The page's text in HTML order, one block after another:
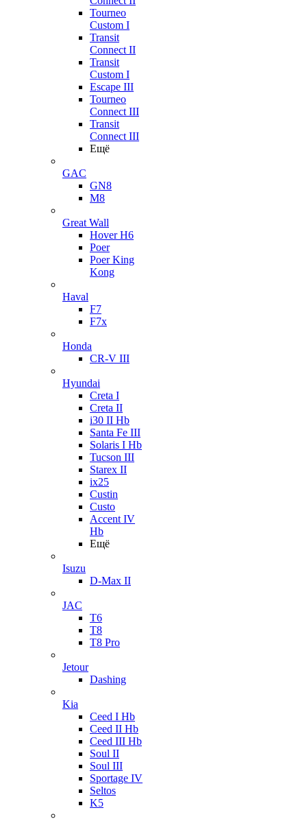
Tourneo
Custom I
Transit
Connect II
Transit
Custom I
Escape III
Tourneo
Connect III
Transit
Connect III
Ещё
GAC
GN8
M8
Great Wall
Hover H6
Poer
Poer King
Kong
Haval
F7
F7x
Honda
CR-V III
Hyundai
Creta I
Creta II
i30 II Hb
Santa Fe III
Solaris I Hb
Tucson III
Starex II
ix25
Custin
Custo
Accent IV
Hb
Ещё
Isuzu
D-Max II
JAC
T6
T8
T8 Pro
Jetour
Dashing
Kia
Ceed I Hb
Ceed II Hb
Ceed III Hb
Soul II
Soul III
Sportage IV
Seltos
K5